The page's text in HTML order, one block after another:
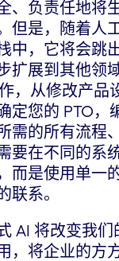
、负责任地将
但是，随着人
中，它将会跳
扩展到其他领
，从修改产品
定您的 PTO，
需的所有流程
要在不同的系
而是使用单一
联系。
AI 将改变我
，将企业的方